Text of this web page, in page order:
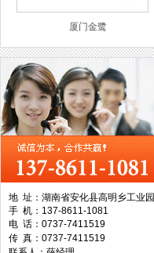
厦门金鹭
西工集团
台湾协威机械
地 址：湖南省安化县高明乡工业园
手 机：137-8611-1081
电 话：0737-7411519
传 真：0737-7411519